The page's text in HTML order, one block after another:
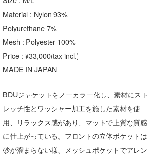
Material : Nylon 93%
Polyurethane 7%
Mesh : Polyester 100%
Price : ¥33,000(tax incl.)
MADE IN JAPAN
BDUジャケットをノーカラー化し、素材にスト
レッチ性とワッシャー加工を施した素材を使
用、リラックス感があり、マットで上質な質感
に仕上がっている。フロントの立体ポケットは
砂が溜まらない様、メッシュポケットでアレン